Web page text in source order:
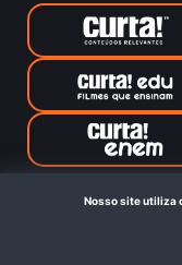
CurtaOn © 2024.
Nosso site utiliza